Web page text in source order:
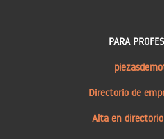
PARA
Directorio de
Alta en